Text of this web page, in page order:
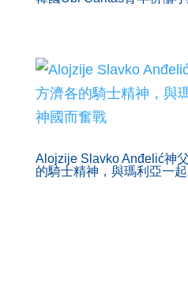
Alojzije Slavko Anđelić神
的騎士精神，與瑪利亞一